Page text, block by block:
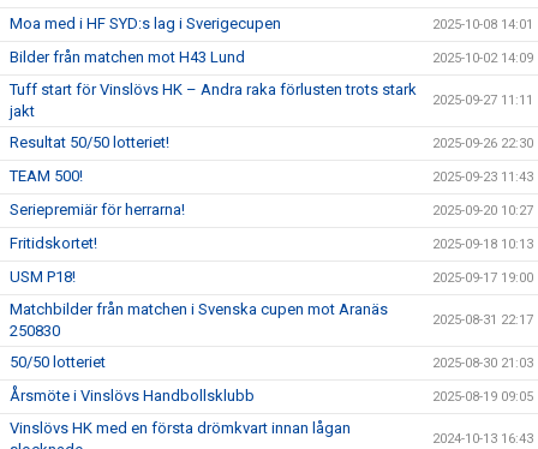
Moa med i HF SYD:s lag i Sverigecupen 2025-10-08 14:01
Bilder från matchen mot H43 Lund 2025-10-02 14:09
Tuff start för Vinslövs HK – Andra raka förlusten trots stark
jakt
2025-09-27 11:11
Resultat 50/50 lotteriet! 2025-09-26 22:30
TEAM 500! 2025-09-23 11:43
Seriepremiär för herrarna! 2025-09-20 10:27
Fritidskortet! 2025-09-18 10:13
USM P18! 2025-09-17 19:00
Matchbilder från matchen i Svenska cupen mot Aranäs
250830
2025-08-31 22:17
50/50 lotteriet 2025-08-30 21:03
Årsmöte i Vinslövs Handbollsklubb 2025-08-19 09:05
Vinslövs HK med en första drömkvart innan lågan
2024-10-13 16:43